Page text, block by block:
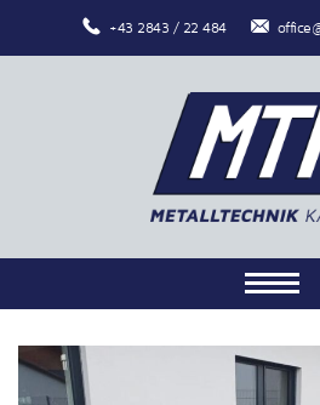
+43 2843 / 22 484